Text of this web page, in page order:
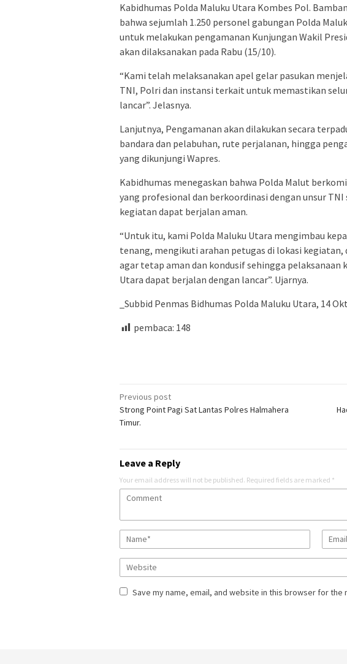
Kabidhumas Polda Maluku Utara Kombes Pol.
bahwa sejumlah 1.250 personel gabungan Polda
untuk melakukan pengamanan Kunjungan Wakil
akan dilaksanakan pada Rabu (15/10).
“Kami telah melaksanakan apel gelar pasukan
TNI, Polri dan instansi terkait untuk memastikan
lancar”. Jelasnya.
Lanjutnya, Pengamanan akan dilakukan secara
bandara dan pelabuhan, rute perjalanan, hingga
yang dikunjungi Wapres.
Kabidhumas menegaskan bahwa Polda Malut
yang profesional dan berkoordinasi dengan unsur
kegiatan dapat berjalan aman.
“Untuk itu, kami Polda Maluku Utara mengimbau
tenang, mengikuti arahan petugas di lokasi
agar tetap aman dan kondusif sehingga pelaksanaan
Utara dapat berjalan dengan lancar”. Ujarnya.
_Subbid Penmas Bidhumas Polda Maluku Utara, 14
pembaca: 148
Post
navigation
Previous post
Strong Point Pagi Sat Lantas Polres Halmahera
Timur.
Leave a Reply
Your email address will not be published. Required fields are marked *
Save my name, email, and website in this browser for the